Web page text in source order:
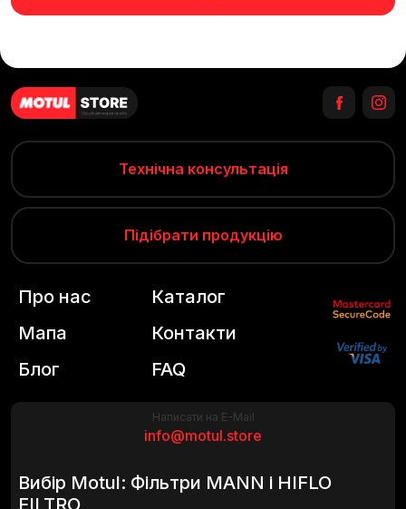
Технічна консультація
Підібрати продукцію
Написати на E-Mail
info@motul.store
Вибір Motul: Фільтри MANN і HIFLO
FILTRO
Про нас
Мапа
Блог
Каталог
Контакти
FAQ